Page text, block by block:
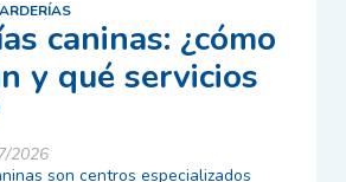
caninas: ¿cómo
y qué servicios
2026
son centros especializados